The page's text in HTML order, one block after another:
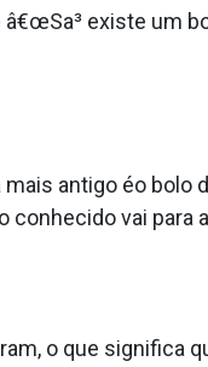
â€œSa³ existe um
antigo éo bolo
conhecido vai para
o que significa